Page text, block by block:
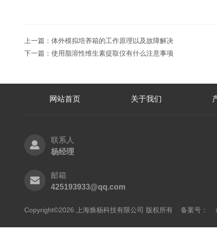
上一篇： 体外模拟培养箱的工作原理以及故障解决
下一篇： 使用脂溶性维生素提取仪有什么注意事项
网站首页 关于我们
联系人
杨经理
邮箱
425193933@qq.com
Copyright©2026 上海焕杨科技有限公司 版权所有 备案号：